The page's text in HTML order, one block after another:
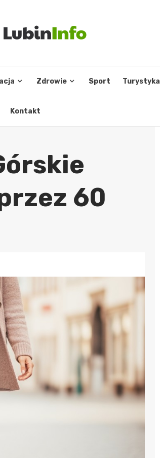
Zdrowie Sport Turystyka
Kontakt
60